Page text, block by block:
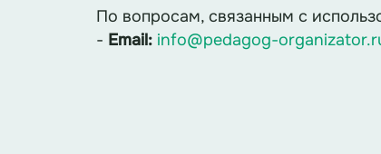
По вопросам, связанным с
- Email: info@pedagog-